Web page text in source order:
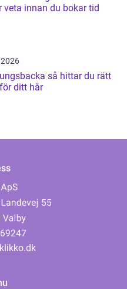
veta innan du bokar tid
så hittar du rätt
ditt hår